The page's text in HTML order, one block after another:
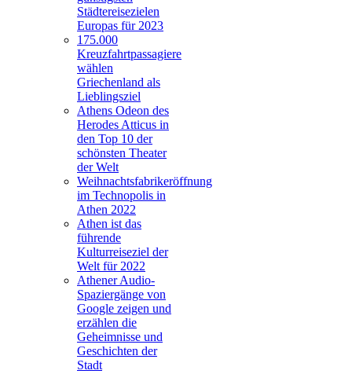
Städtereisezielen
Europas für 2023
175.000
Kreuzfahrtpassagiere
wählen
Griechenland als
Lieblingsziel
Athens Odeon des
Herodes Atticus in
den Top 10 der
schönsten Theater
der Welt
Weihnachtsfabrikeröffnung
im Technopolis in
Athen 2022
Athen ist das
führende
Kulturreiseziel der
Welt für 2022
Athener Audio-
Spaziergänge von
Google zeigen und
erzählen die
Geheimnisse und
Geschichten der
Stadt